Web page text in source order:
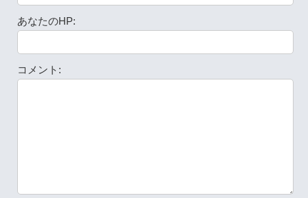
あなたのHP:
コメント: